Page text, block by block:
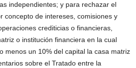
independientes; y para rechazar el
concepto de intereses, comisiones y
crediticias o financieras,
o institución financiera en la cual
menos un 10% del capital la casa matriz
sobre el Tratado entre la